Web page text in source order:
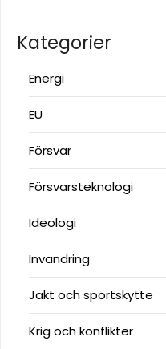
Kategorier
Energi
EU
Försvar
Försvarsteknologi
Ideologi
Invandring
Jakt och sportskytte
Krig och konflikter